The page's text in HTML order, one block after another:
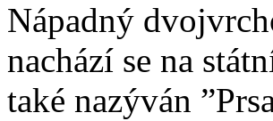
Nápadný
nachází se na
také nazýván